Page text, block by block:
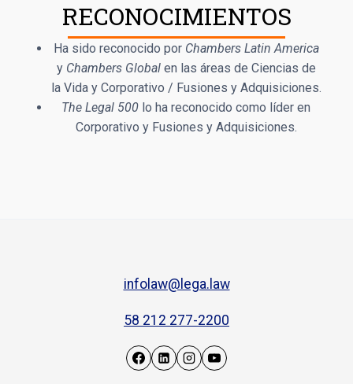
RECONOCIMIENTOS
Ha sido reconocido por Chambers Latin America
y Chambers Globalen las áreas de Ciencias de
la Vida y Corporativo / Fusiones y Adquisiciones.
The Legal 500 lo ha reconocido como líder en
Corporativo y Fusiones y Adquisiciones.
infolaw@lega.law
58 212 277-2200